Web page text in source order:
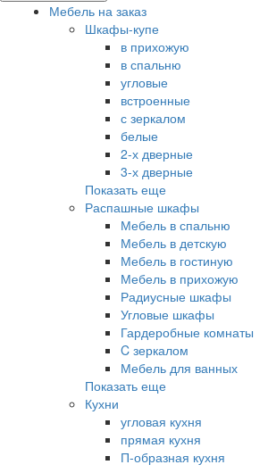
Мебель на заказ
Шкафы-купе
в прихожую
в спальню
угловые
встроенные
с зеркалом
белые
2-х дверные
3-х дверные
Показать еще
Распашные шкафы
Мебель в спальню
Мебель в детскую
Мебель в гостиную
Мебель в прихожую
Радиусные шкафы
Угловые шкафы
Гардеробные комнаты
C зеркалом
Мебель для ванных
Показать еще
Кухни
угловая кухня
прямая кухня
П-образная кухня